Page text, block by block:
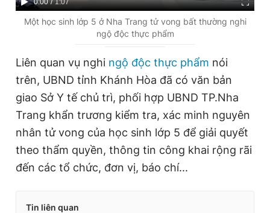
u
i
m
u
o
n
Một học sinh lớp 5 ở Nha Trang tử vong bất thường nghi
ngộ độc thực phẩm
Liên quan vụ nghi ngộ độc thực phẩm nói
trên, UBND tỉnh Khánh Hòa đã có văn bản
giao Sở Y tế chủ trì, phối hợp UBND TP.Nha
Trang khẩn trương kiểm tra, xác minh nguyên
nhân tử vong của học sinh lớp 5 để giải quyết
theo thẩm quyền, thông tin công khai rộng rãi
đến các tổ chức, đơn vị, báo chí...
Tin liên quan